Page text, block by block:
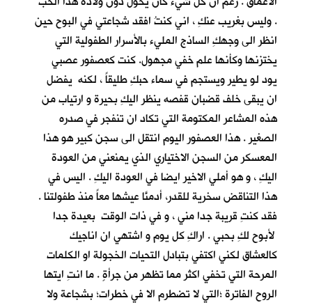
. وليس بغريب عنكِ ، اني كنتُ افقد شجاعتي في البوح حين
انظر الى وجهكِ الساذج المليء بالأسرار الطفولية التي
يختزنها وكأنها علم خفي مجهول. كنت كعصفور عصبي
يود لو يطير ويستجم في سماء حبكِ طليقاً ، لكنه يفضل
ان يبقى خلف قضبان قفصه ينظر اليكِ بحيرة و ارتياب من
هذه المشاعر المكتومة التي تكاد ان تنفجر في صدره
الصغير . هذا العصفور اليوم انتقل الى سجن كبير هو هذا
المعسكر من السجن الاختياري الذي يمنعني من العودة
اليكِ ، و هو أملي الاخير ايضا في العودة اليكِ . اليس في
هذا التناقض سخرية للقدر، أدمنَّا عيشها معاً منذ طفولتنا .
فقد كنتِ قريبة جدا مني ، و في ذات الوقت بعيدة جدا
لأبوح لكِ بحبي . اراكِ كل يوم و اشتهي ان اناجيك
كالعشاق لكني اكتفي بتبادل التحيات الخجولة او الكلمات
المرحة التي تخفي اكثر مما تظهر من جرأةٍ . ما انتِ ايتها
الروح الفاترة ؛التي لا تضطرم الا في خطرات؛ بشجاعة ولا